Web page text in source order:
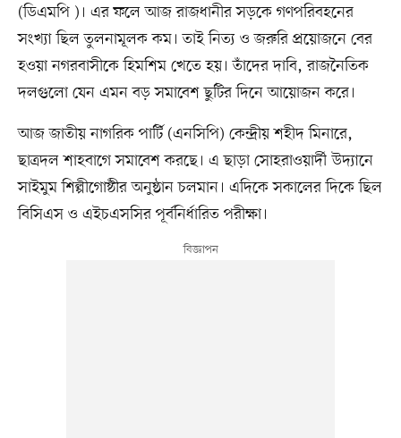
(ডিএমপি )। এর ফলে আজ রাজধানীর সড়কে গণপরিবহনের
সংখ্যা ছিল তুলনামূলক কম। তাই নিত্য ও জরুরি প্রয়োজনে বের
হওয়া নগরবাসীকে হিমশিম খেতে হয়। তাঁদের দাবি, রাজনৈতিক
দলগুলো যেন এমন বড় সমাবেশ ছুটির দিনে আয়োজন করে।
আজ জাতীয় নাগরিক পার্টি (এনসিপি) কেন্দ্রীয় শহীদ মিনারে,
ছাত্রদল শাহবাগে সমাবেশ করছে। এ ছাড়া সোহরাওয়ার্দী উদ্যানে
সাইমুম শিল্পীগোষ্ঠীর অনুষ্ঠান চলমান। এদিকে সকালের দিকে ছিল
বিসিএস ও এইচএসসির পূর্বনির্ধারিত পরীক্ষা।